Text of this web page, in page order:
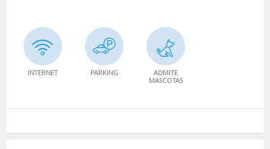
INTERNET PARKING
ADMITE
MASCOTAS